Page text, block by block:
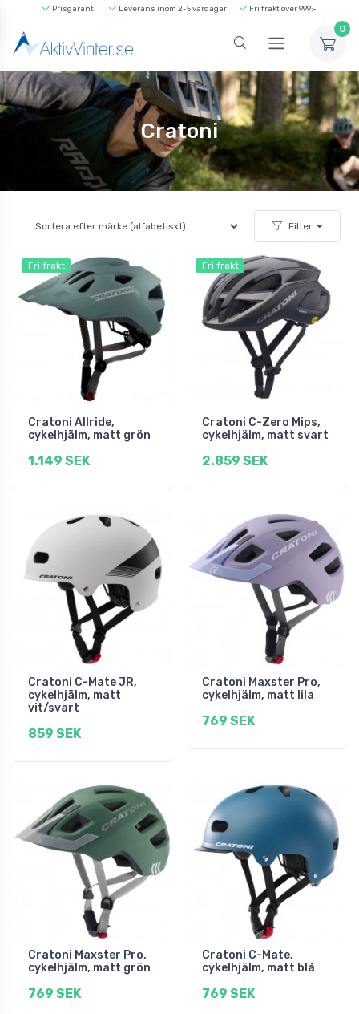
Prisgaranti Leverans inom 2-5 vardagar Fri frakt över 999:-
0
Cratoni
Filter
Fri frakt
Cratoni Allride,
cykelhjälm, matt grön
1.149 SEK
Fri frakt
Cratoni C-Zero Mips,
cykelhjälm, matt svart
2.859 SEK
Cratoni C-Mate JR,
cykelhjälm, matt
vit/svart
859 SEK
Cratoni Maxster Pro,
cykelhjälm, matt lila
769 SEK
Cratoni Maxster Pro,
cykelhjälm, matt grön
769 SEK
Cratoni C-Mate,
cykelhjälm, matt blå
769 SEK